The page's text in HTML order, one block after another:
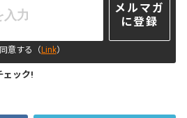
メルマガ
に登録
意する（Link）
ェック!